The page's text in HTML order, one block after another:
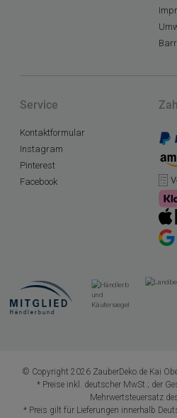
Service
Kontaktformular
Instagram
Pinterest
Facebook
© Copyright 2026 ZauberDeko.de Kai
* Preise inkl. deutscher MwSt.; der
Mehrwertsteuersatz
* Preis gilt für Lieferungen innerhalb